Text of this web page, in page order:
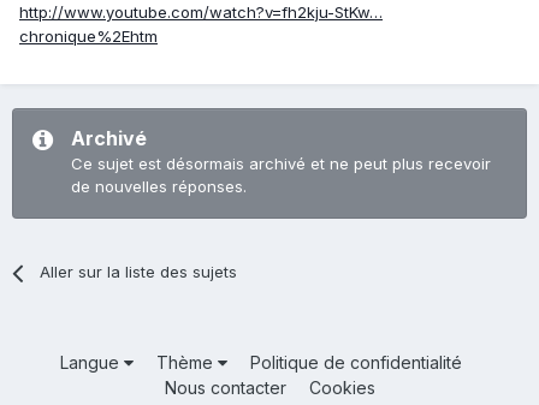
http://www.youtube.com/watch?v=fh2kju-StKw…
chronique%2Ehtm
Archivé
Ce sujet est désormais archivé et ne peut plus recevoir
de nouvelles réponses.
Aller sur la liste des sujets
Langue Thème
Politique de confidentialité
Nous contacter
Cookies